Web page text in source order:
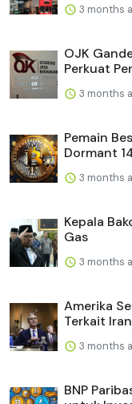
3 months
OJK
Perkuat
3 months
Pemain
Dormant
3 months
Kepala
Gas
3 months
Amerika
Terkait Iran
3 months
BNP